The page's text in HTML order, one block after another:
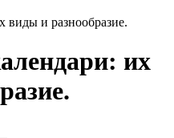
виды и разнообразие.
их